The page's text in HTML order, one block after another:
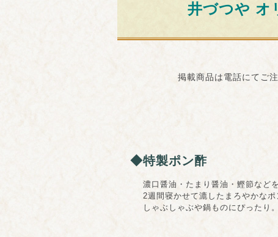
井づつや オ
掲載商品は電話にてご
◆特製ポン酢
濃口醤油・たまり醤油・鰹節などを
2週間寝かせて漉したまろやかなポ
しゃぶしゃぶや鍋ものにぴったり。